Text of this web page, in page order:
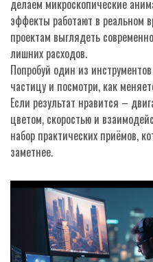
делаем микроскопические
эффекты работают в реальном
проектам выглядеть
лишних расходов.
Попробуй один из
частицу и посмотри, как
Если результат нравится –
цветом, скоростью и
набор практических приёмов,
заметнее.